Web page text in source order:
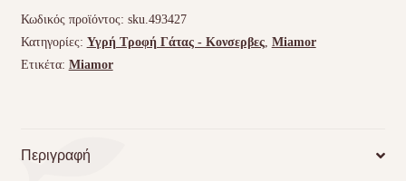
και
ρύζι
ποσότητα
Κωδικός προϊόντος: sku.493427
Κατηγορίες: Υγρή Τροφή Γάτας - Kονσερβες, Miamor
Ετικέτα: Miamor
Περιγραφή